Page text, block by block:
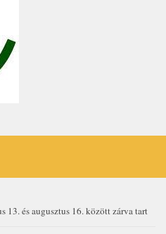
és augusztus 16. között zárva tart